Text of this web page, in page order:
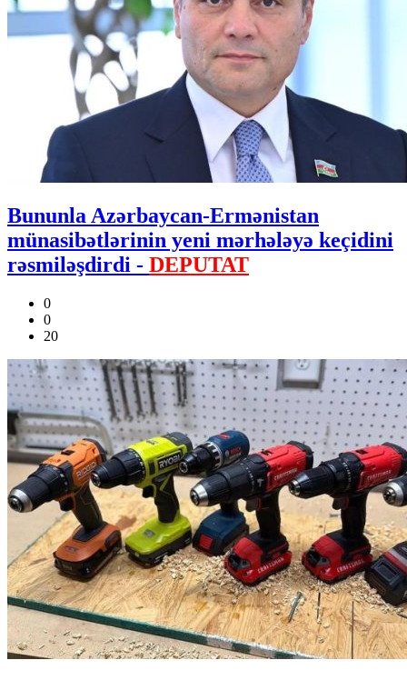
Bununla Azərbaycan-Ermənistan
münasibətlərinin yeni mərhələyə keçidini
rəsmiləşdirdi - DEPUTAT
0
0
20